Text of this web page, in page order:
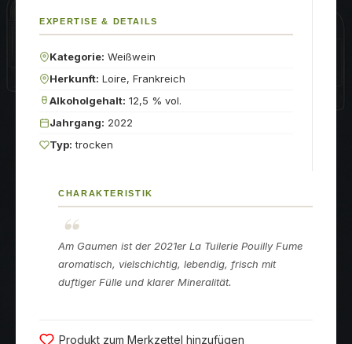
EXPERTISE & DETAILS
Kategorie: Weißwein
Herkunft: Loire, Frankreich
Alkoholgehalt: 12,5 % vol.
Jahrgang: 2022
Typ: trocken
CHARAKTERISTIK
Am Gaumen ist der 2021er La Tuilerie Pouilly Fume
aromatisch, vielschichtig, lebendig, frisch mit
duftiger Fülle und klarer Mineralität.
Produkt zum Merkzettel hinzufügen